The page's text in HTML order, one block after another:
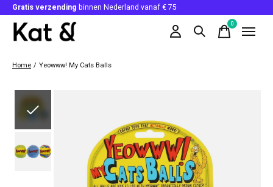
Gratis verzending binnen Nederland vanaf € 75
0items
Home / Yeowww! My Cats Balls